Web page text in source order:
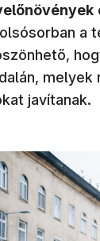
a
melyek
javítanak.